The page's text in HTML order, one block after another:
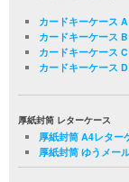
カードキーケース A
カードキーケース B
カードキーケース C
カードキーケース D
厚紙封筒 レターケース
厚紙封筒 A4レター
厚紙封筒 ゆうメー